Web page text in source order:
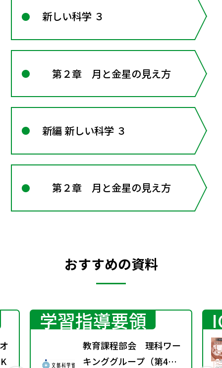
新しい科学 ３
第２章 月と金星の見え方
新編 新しい科学 ３
第２章 月と金星の見え方
おすすめの資料
学習指導要領
教育課程部会 理科ワー
キンググループ（第4